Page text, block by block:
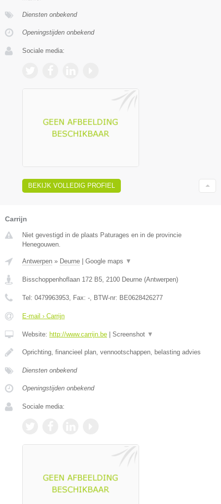
Diensten onbekend
Openingstijden onbekend
Sociale media:
BEKIJK VOLLEDIG PROFIEL
Carrijn
Niet gevestigd in de plaats Paturages en in de provincie
Henegouwen.
Antwerpen » Deurne Google maps ▼
Bisschoppenhoflaan 172 B5 2100 Deurne (Antwerpen)
Tel: 0479963953 , Fax: - , BTW-nr: BE0628426277
E-mail › Carrijn
Website: http://www.carrijn.be Screenshot ▼
Oprichting, financieel plan, vennootschappen, belasting advies
Diensten onbekend
Openingstijden onbekend
Sociale media: